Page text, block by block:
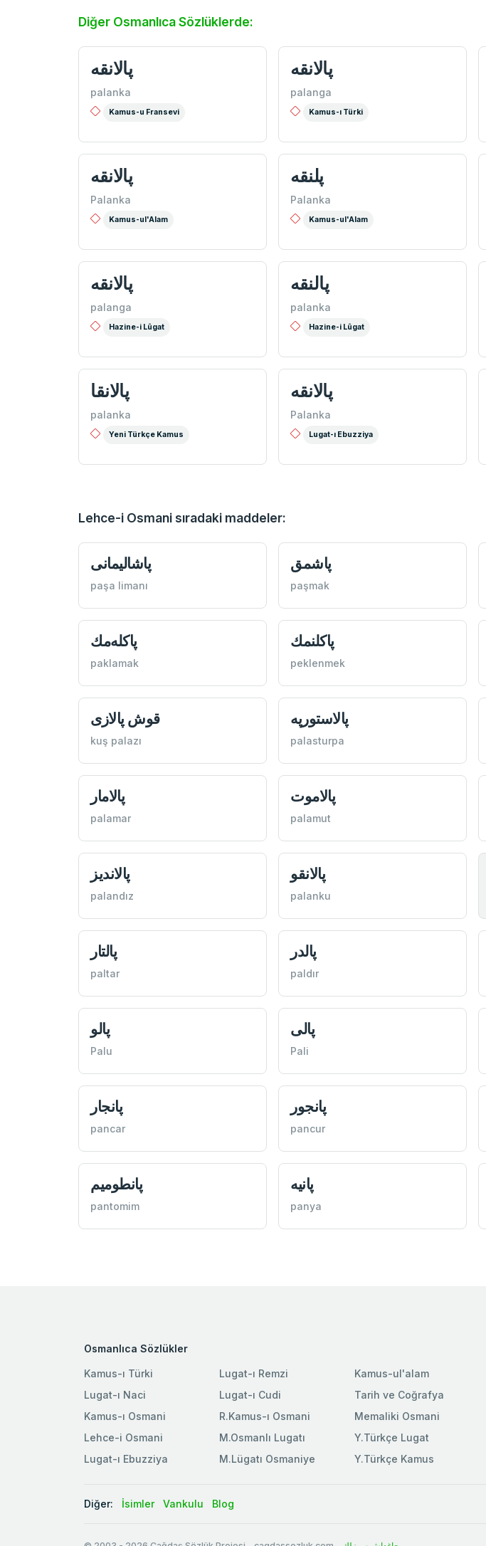
Diğer Osmanlıca Sözlüklerde:
پالانقه
palanka
Kamus-u Fransevi
پالانقه
palanga
Kamus-ı Türki
پالانقه
Palanka
Kamus-ul'Alam
پلنقه
Palanka
Kamus-ul'Alam
پالانقه
palanga
Hazine-i Lûgat
پالنقه
palanka
Hazine-i Lûgat
پالانقا
palanka
Yeni Türkçe Kamus
پالانقه
Palanka
Lugat-ı Ebuzziya
Lehce-i Osmani sıradaki maddeler:
پاشاليمانی
paşa limanı
پاشمق
paşmak
پاكله‌مك
paklamak
پاكلنمك
peklenmek
قوش پالازی
kuş palazı
پالاستورپه
palasturpa
پالامار
palamar
پالاموت
palamut
پالانديز
palandız
پالانقو
palanku
پالتار
paltar
پالدر
paldır
پالو
Palu
پالی
Pali
پانجار
pancar
پانجور
pancur
پانطوميم
pantomim
پانيه
panya
Osmanlıca Sözlükler
Kamus-ı Türki
Lugat-ı Naci
Kamus-ı Osmani
Lehce-i Osmani
Lugat-ı Ebuzziya
Lugat-ı Remzi
Lugat-ı Cudi
R.Kamus-ı Osmani
M.Osmanlı Lugatı
M.Lügatı Osmaniye
Kamus-ul'alam
Tarih ve Coğrafya
Memaliki Osmani
Y.Türkçe Lugat
Y.Türkçe Kamus
Diğer: İsimler Vankulu Blog